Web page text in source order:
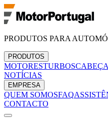
PRODUTOS PARA
PRODUTOS
MOTORESTURBOS
NOTÍCIAS
EMPRESA
QUEM SOMOSFAQ
CONTACTO